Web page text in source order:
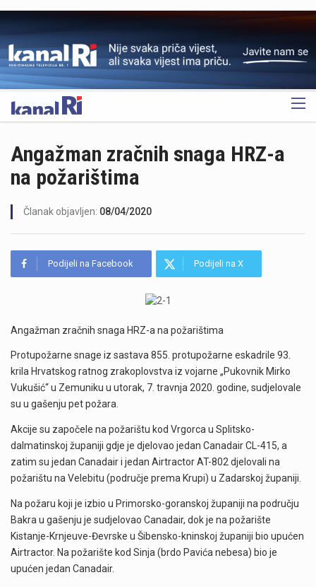
OGLAS
Angažman zračnih snaga HRZ-a
na požarištima
Članak objavljen: 08/04/2020
Podijeli na Facebook Podijeli na X
Angažman zračnih snaga HRZ-a na požarištima
Protupožarne snage iz sastava 855. protupožarne eskadrile 93.
krila Hrvatskog ratnog zrakoplovstva iz vojarne „Pukovnik Mirko
Vukušić“ u Zemuniku u utorak, 7. travnja 2020. godine, sudjelovale
su u gašenju pet požara.
Akcije su započele na požarištu kod Vrgorca u Splitsko-
dalmatinskoj županiji gdje je djelovao jedan Canadair CL-415, a
zatim su jedan Canadair i jedan Airtractor AT-802 djelovali na
požarištu na Velebitu (područje prema Krupi) u Zadarskoj županiji.
Na požaru koji je izbio u Primorsko-goranskoj županiji na području
Bakra u gašenju je sudjelovao Canadair, dok je na požarište
Kistanje-Krnjeuve-Đevrske u Šibensko-kninskoj županiji bio upućen
Airtractor. Na požarište kod Sinja (brdo Pavića nebesa) bio je
upućen jedan Canadair.